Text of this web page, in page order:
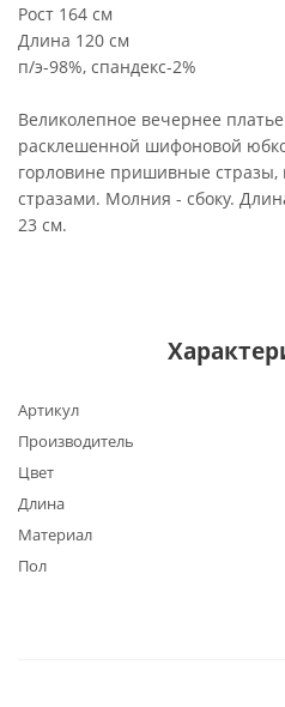
Рост 164 см
Длина 120 см
п/э-98%, спандекс-2%
Великолепное вечернее
расклешенной шифоновой
горловине пришивные стразы,
стразами. Молния - сбоку.
23 см.
Артикул
Производитель
Цвет
Длина
Материал
Пол